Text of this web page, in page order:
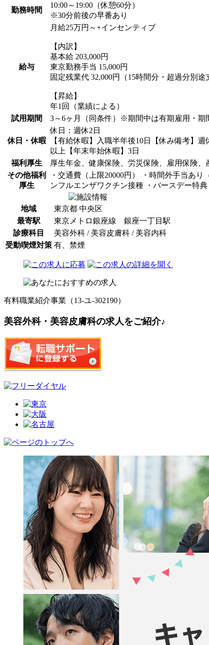
勤務時間
10:00～19:00（休憩60分）
※30分前後の早番あり
給与
月給25万円～+インセンティブ
【内訳】
基本給 203,000円
東京勤務手当 15,000円
固定残業代 32,000円（15時間分・超過分別途
【昇給】
年1回（業績による）
試用期間
3～6ヶ月（同条件）※期間中は有期雇用・期
休日・休暇
休日：週休2日
【有給休暇】入職半年後10日【休み備考】
以上【年末年始休暇】3日
福利厚生
厚生年金、健康保険、労災保険、雇用保険、
その他福利
厚生
・交通費（上限20000円） ・時間外手当あ
ンフルエンザワクチン接種 ・バースデー特典
地域
東京都 中央区
最寄駅
東京メトロ銀座線 銀座一丁目駅
診療科目
美容外科 / 美容皮膚科 / 美容内科
受動喫煙対策 有、禁煙
有料職業紹介事業（13-ユ-302190）
美容外科・美容皮膚科の求人をご紹介♪